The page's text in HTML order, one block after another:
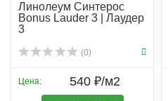
Линолеум Синтерос
Bonus Lauder 3 | Лаудер
3
(0)
Цена: 540 ₽/м2